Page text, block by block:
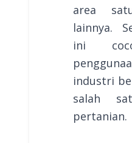
area
lainnya.
ini
industri
salah
pertanian.